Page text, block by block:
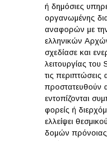
ή δημόσιες
οργανωμένης
αναφορών με
ελληνικών
σχεδίασε και
λειτουργίας του
τις περιπτώσεις
προστατευθούν
εντοπίζονται
φορείς ή
ελλείψει
δομών πρόνοιας